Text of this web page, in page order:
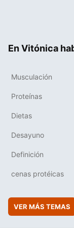
En Vitónica
Musculación
Proteínas
Dietas
Desayuno
Definición
cenas protéicas
VER MÁS TEMAS